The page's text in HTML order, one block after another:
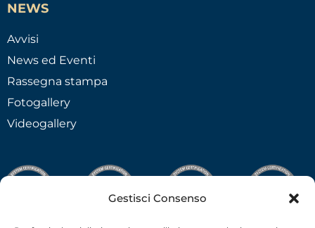
Gestisci Consenso
NEWS
Avvisi
News ed Eventi
Rassegna stampa
Fotogallery
Videogallery